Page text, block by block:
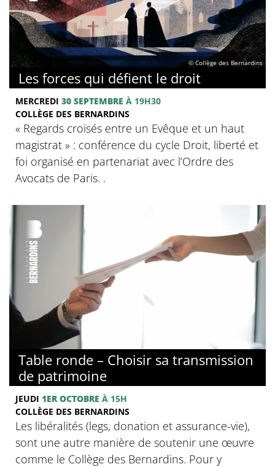
© Collège des Bernardins
Les forces qui défient le droit
MERCREDI 30 SEPTEMBRE À 19H30
COLLÈGE DES BERNARDINS
« Regards croisés entre un Evêque et un haut
magistrat » : conférence du cycle Droit, liberté et
foi organisé en partenariat avec l’Ordre des
Avocats de Paris. .
© Collège des Bernardins
Table ronde – Choisir sa transmission
de patrimoine
JEUDI 1ER OCTOBRE À 15H
COLLÈGE DES BERNARDINS
Les libéralités (legs, donation et assurance-vie),
sont une autre manière de soutenir une œuvre
comme le Collège des Bernardins. Pour y